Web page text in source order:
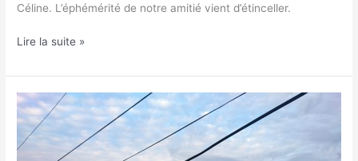
Céline. L’éphémérité de notre amitié vient d’étinceller.
Lire la suite »
Hier
la
Terre
a